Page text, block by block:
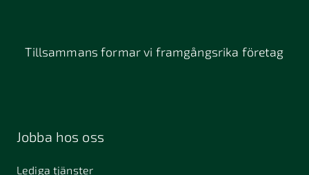
Tillsammans formar vi framgångsrika företag
Jobba hos oss
Lediga tjänster